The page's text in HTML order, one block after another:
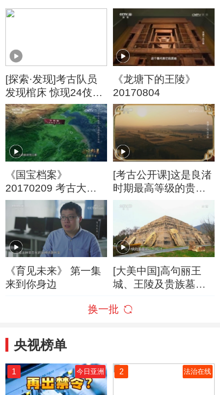
[探索·发现]考古队员
发现棺床 惊现24伎乐
人物像以及12个抬棺
力士雕像
《龙塘下的王陵》
20170804
《国宝档案》
20170209 考古大发
现——寻龙探主大云
山
[考古公开课]这是良渚
时期最高等级的贵族
王陵！
《育见未来》 第一集
来到你身边
[大美中国]高句丽王
城、王陵及贵族墓葬
巨石有何作用？
换一批
央视榜单
1 今日亚洲 2 法治在线